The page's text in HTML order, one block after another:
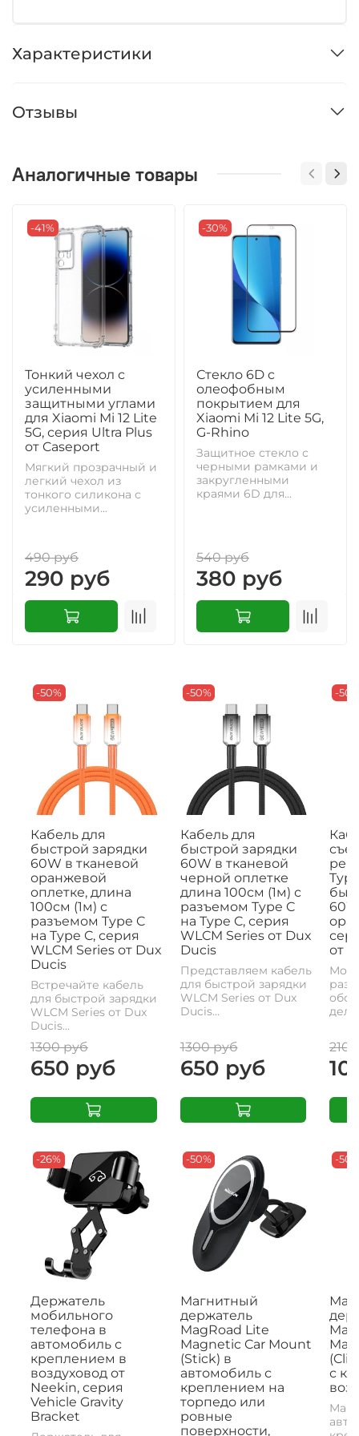
Характеристики
Отзывы
Аналогичные товары
-41%
Тонкий чехол с
усиленными
защитными углами
для Xiaomi Mi 12 Lite
5G, серия Ultra Plus
от Caseport
Мягкий прозрачный и
легкий чехол из
тонкого силикона с
усиленными...
490 руб
290 руб
-30%
Стекло 6D c
олеофобным
покрытием для
Xiaomi Mi 12 Lite 5G,
G-Rhino
Защитное стекло с
черными рамками и
закругленными
краями 6D для...
540 руб
380 руб
-50%
Кабель для
быстрой зарядки
60W в тканевой
оранжевой
оплетке, длина
100см (1м) с
разъемом Type C
на Type C, серия
WLCM Series от Dux
Ducis
Встречайте кабель
для быстрой зарядки
WLCM Series от Dux
Ducis...
1300 руб
650 руб
-50%
Кабель для
быстрой зарядки
60W в тканевой
черной оплетке
длина 100см (1м) с
разъемом Type C
на Type C, серия
WLCM Series от Dux
Ducis
Представляем кабель
для быстрой зарядки
WLCM Series от Dux
Ducis...
1300 руб
650 руб
-
от
-26%
Держатель
мобильного
телефона в
автомобиль с
креплением в
воздуховод от
Neekin, серия
Vehicle Gravity
Bracket
-50%
Магнитный
держатель
MagRoad Lite
Magnetic Car Mount
(Stick) в
автомобиль с
креплением на
торпедо или
ровные
поверхности,
-
с